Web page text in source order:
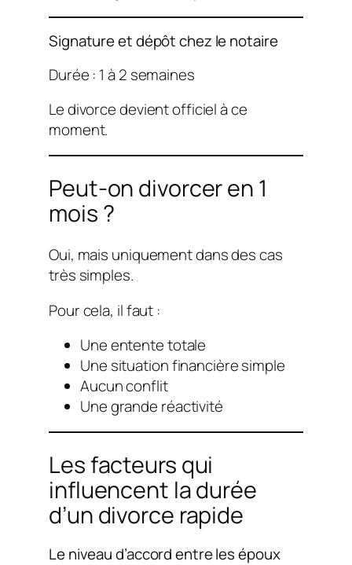
Signature et dépôt chez le notaire
Durée : 1 à 2 semaines
Le divorce devient officiel à ce
moment.
Peut-on divorcer en 1
mois ?
Oui, mais uniquement dans des cas
très simples.
Pour cela, il faut :
Une entente totale
Une situation financière simple
Aucun conflit
Une grande réactivité
Les facteurs qui
influencent la durée
d’un divorce rapide
Le niveau d’accord entre les époux